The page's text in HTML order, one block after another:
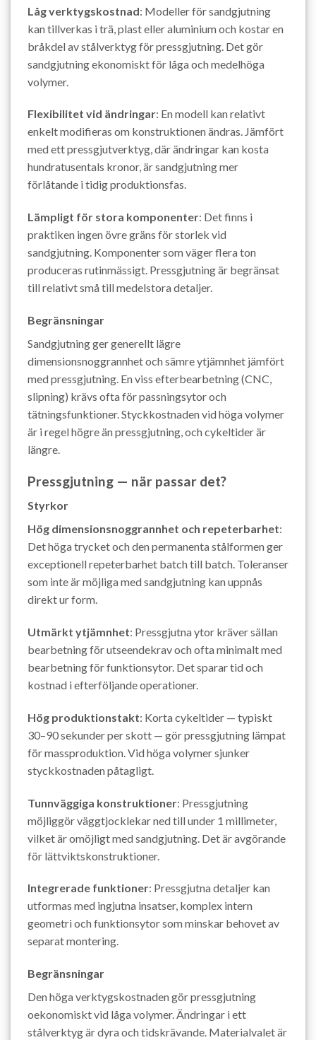
Låg verktygskostnad: Modeller för sandgjutning
kan tillverkas i trä, plast eller aluminium och kostar en
bråkdel av stålverktyg för pressgjutning. Det gör
sandgjutning ekonomiskt för låga och medelhöga
volymer.
Flexibilitet vid ändringar: En modell kan relativt
enkelt modifieras om konstruktionen ändras. Jämfört
med ett pressgjutverktyg, där ändringar kan kosta
hundratusentals kronor, är sandgjutning mer
förlåtande i tidig produktionsfas.
Lämpligt för stora komponenter: Det finns i
praktiken ingen övre gräns för storlek vid
sandgjutning. Komponenter som väger flera ton
produceras rutinmässigt. Pressgjutning är begränsat
till relativt små till medelstora detaljer.
Begränsningar
Sandgjutning ger generellt lägre
dimensionsnoggrannhet och sämre ytjämnhet jämfört
med pressgjutning. En viss efterbearbetning (CNC,
slipning) krävs ofta för passningsytor och
tätningsfunktioner. Styckkostnaden vid höga volymer
är i regel högre än pressgjutning, och cykeltider är
längre.
Pressgjutning — när passar det?
Styrkor
Hög dimensionsnoggrannhet och repeterbarhet:
Det höga trycket och den permanenta stålformen ger
exceptionell repeterbarhet batch till batch. Toleranser
som inte är möjliga med sandgjutning kan uppnås
direkt ur form.
Utmärkt ytjämnhet: Pressgjutna ytor kräver sällan
bearbetning för utseendekrav och ofta minimalt med
bearbetning för funktionsytor. Det sparar tid och
kostnad i efterföljande operationer.
Hög produktionstakt: Korta cykeltider — typiskt
30–90 sekunder per skott — gör pressgjutning lämpat
för massproduktion. Vid höga volymer sjunker
styckkostnaden påtagligt.
Tunnväggiga konstruktioner: Pressgjutning
möjliggör väggtjocklekar ned till under 1 millimeter,
vilket är omöjligt med sandgjutning. Det är avgörande
för lättviktskonstruktioner.
Integrerade funktioner: Pressgjutna detaljer kan
utformas med ingjutna insatser, komplex intern
geometri och funktionsytor som minskar behovet av
separat montering.
Begränsningar
Den höga verktygskostnaden gör pressgjutning
oekonomiskt vid låga volymer. Ändringar i ett
stålverktyg är dyra och tidskrävande. Materialvalet är